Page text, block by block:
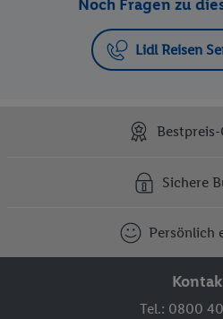
Noch Fragen zu
Lidl Reisen
Sichere
Persönlich
Tel.: 0800